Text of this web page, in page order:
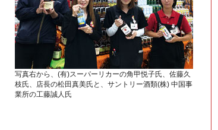
写真右から、(有)スーパーリカーの角甲悦子氏、佐藤久
枝氏、店長の松田真美氏と、サントリー酒類(株) 中国事
業所の工藤誠人氏